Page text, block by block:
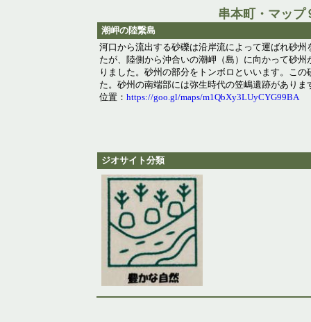
串本町・マッ
潮岬の陸繋島
河口から流出する砂礫は沿岸流によって運ばれ砂
たが、陸側から沖合いの潮岬（島）に向かって砂
りました。砂州の部分をトンボロといいます。こ
た。砂州の南端部には弥生時代の笠嶋遺跡がありま
位置： https://goo.gl/maps/m1QbXy3LUyCYG99BA
ジオサイト分類